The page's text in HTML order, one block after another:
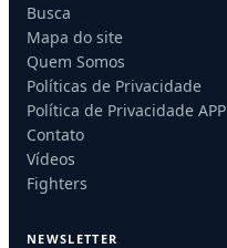
Busca
Mapa do site
Quem Somos
Políticas de Privacidade
Política de Privacidade APP
Contato
Vídeos
Fighters
NEWSLETTER